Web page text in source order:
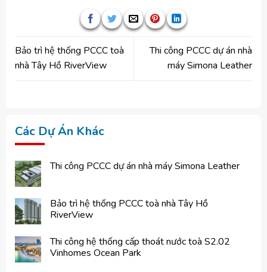
Bảo trì hệ thống PCCC toà
nhà Tây Hồ RiverView
Thi công PCCC dự án nhà
máy Simona Leather
Các Dự Án Khác
Thi công PCCC dự án nhà máy Simona Leather
Bảo trì hệ thống PCCC toà nhà Tây Hồ
RiverView
Thi công hệ thống cấp thoát nước toà S2.02
Vinhomes Ocean Park